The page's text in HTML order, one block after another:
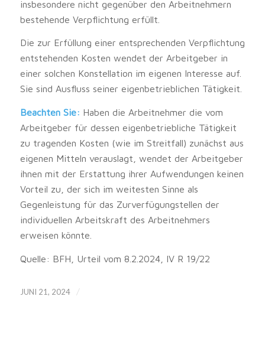
insbesondere nicht gegenüber den Arbeitnehmern
bestehende Verpflichtung erfüllt.
Die zur Erfüllung einer entsprechenden Verpflichtung
entstehenden Kosten wendet der Arbeitgeber in
einer solchen Konstellation im eigenen Interesse auf.
Sie sind Ausfluss seiner eigenbetrieblichen Tätigkeit.
Beachten Sie: Haben die Arbeitnehmer die vom
Arbeitgeber für dessen eigenbetriebliche Tätigkeit
zu tragenden Kosten (wie im Streitfall) zunächst aus
eigenen Mitteln verauslagt, wendet der Arbeitgeber
ihnen mit der Erstattung ihrer Aufwendungen keinen
Vorteil zu, der sich im weitesten Sinne als
Gegenleistung für das Zurverfügungstellen der
individuellen Arbeitskraft des Arbeitnehmers
erweisen könnte.
Quelle: BFH, Urteil vom 8.2.2024, IV R 19/22
JUNI 21, 2024 /